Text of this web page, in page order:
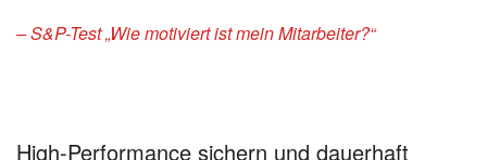
– S&P-Test „Wie motiviert ist mein Mitarbeiter?“
High-Performance sichern und dauerhaft